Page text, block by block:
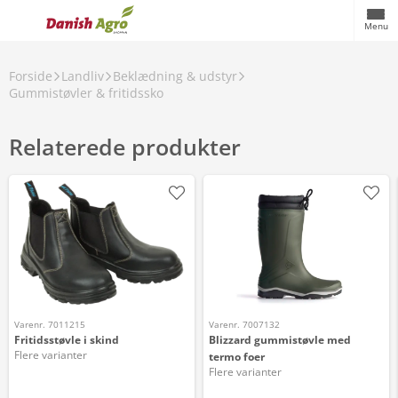
Menu
Forside Landliv Beklædning & udstyr
Gummistøvler & fritidssko
Relaterede produkter
Varenr. 7011215
Fritidsstøvle i skind
Flere varianter
Varenr. 7007132
Blizzard gummistøvle med
termo foer
Flere varianter